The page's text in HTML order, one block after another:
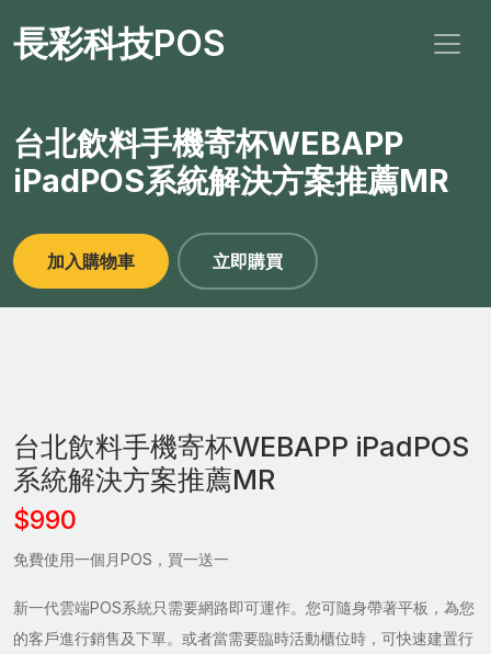
長彩科技POS
台北飲料手機寄杯WEBAPP
iPadPOS系統解決方案推薦MR
加入購物車 立即購買
台北飲料手機寄杯WEBAPP iPadPOS
系統解決方案推薦MR
$990
免費使用一個月POS，買一送一
新一代雲端POS系統只需要網路即可運作。您可隨身帶著平板，為您
的客戶進行銷售及下單。或者當需要臨時活動櫃位時，可快速建置行